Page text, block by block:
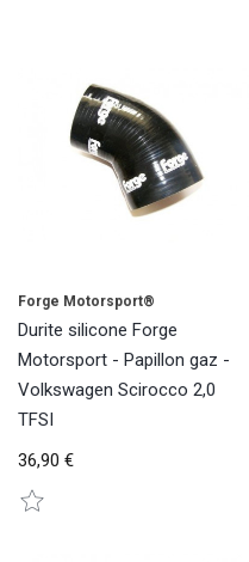
Forge Motorsport®
Durite silicone Forge
Motorsport - Papillon gaz -
Volkswagen Scirocco 2,0
TFSI
36,90 €